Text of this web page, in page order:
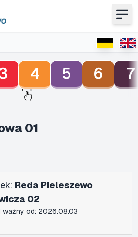
4 5 6 7
01
Reda Pieleszewo
02
ważny od: 2026.08.03